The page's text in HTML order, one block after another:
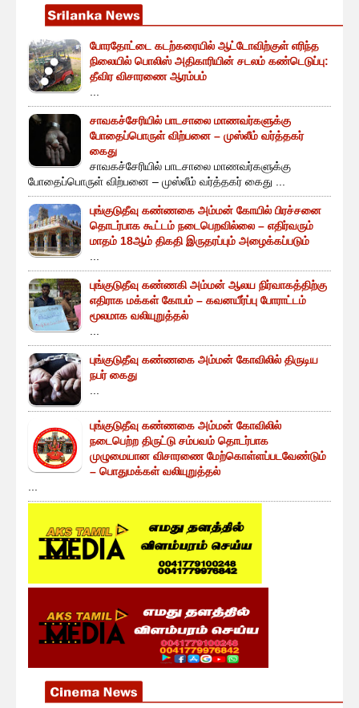
போரதோட்டை கடற்கரையில் ஆட்டோவிற்குள் எரிந்த
நிலையில் பொலிஸ் அதிகாரியின் சடலம் கண்டெடுப்பு:
தீவிர விசாரணை ஆரம்பம்
சாவகச்சேரியில் பாடசாலை மாணவர்களுக்கு
போதைப்பொருள் விற்பனை – முஸ்லீம் வர்த்தகர்
கைது
சாவகச்சேரியில் பாடசாலை மாணவர்களுக்கு
போதைப்பொருள் விற்பனை – முஸ்லீம் வர்த்தகர் கைது ...
புங்குடுதீவு கண்ணகை அம்மன் கோயில் பிரச்சனை
தொடர்பாக கூட்டம் நடைபெறவில்லை – எதிர்வரும்
மாதம் 18ஆம் திகதி இருதரப்பும் அழைக்கப்படும்
புங்குடுதீவு கண்ணகி அம்மன் ஆலய நிர்வாகத்திற்கு
எதிராக மக்கள் கோபம் – கவனயீர்ப்பு போராட்டம்
மூலமாக வலியுறுத்தல்
புங்குடுதீவு கண்ணகை அம்மன் கோவிலில் திருடிய
நபர் கைது
புங்குடுதீவு கண்ணகை அம்மன் கோவிலில்
நடைபெற்ற திருட்டு சம்பவம் தொடர்பாக
முழுமையான விசாரணை மேற்கொள்ளப்படவேண்டும்
– பொதுமக்கள் வலியுறுத்தல்